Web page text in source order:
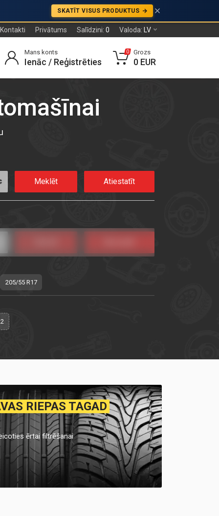
SKATĪT VISUS PRODUKTUS
Kontakti Privātums Salīdzini: 0 Valoda: LV
Mans konts
Ienāc / Reģistrēties
0 Grozs
0 EUR
205/55 R17
RIEPAS TAGAD
ērtai filtrēšanai